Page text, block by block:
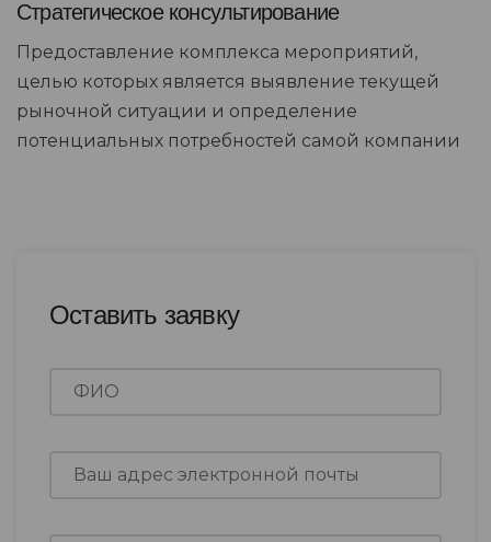
Стратегическое консультирование
Предоставление комплекса мероприятий,
целью которых является выявление текущей
рыночной ситуации и определение
потенциальных потребностей самой компании
Оставить заявку